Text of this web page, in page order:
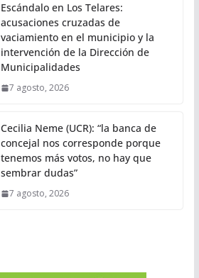
Escándalo en Los Telares:
acusaciones cruzadas de
vaciamiento en el municipio y la
intervención de la Dirección de
Municipalidades
7 agosto, 2026
Cecilia Neme (UCR): “la banca de
concejal nos corresponde porque
tenemos más votos, no hay que
sembrar dudas”
7 agosto, 2026